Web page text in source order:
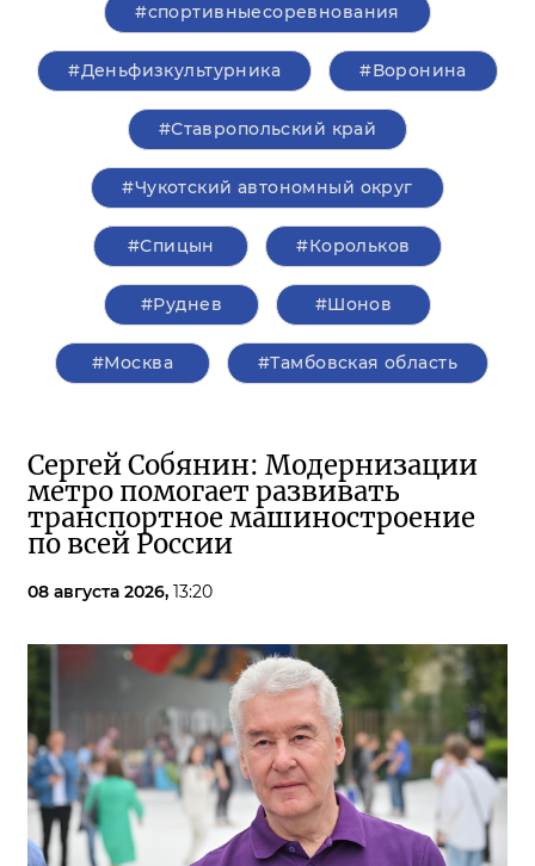
#спортивныесоревнования
#Деньфизкультурника #Воронина
#Ставропольский край
#Чукотский автономный округ
#Спицын #Корольков
#Руднев #Шонов
#Москва #Тамбовская область
Сергей Собянин: Модернизации
метро помогает развивать
транспортное машиностроение
по всей России
08 августа 2026, 13:20